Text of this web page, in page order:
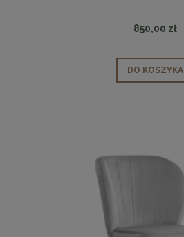
850,00 zł
DO KOSZYKA